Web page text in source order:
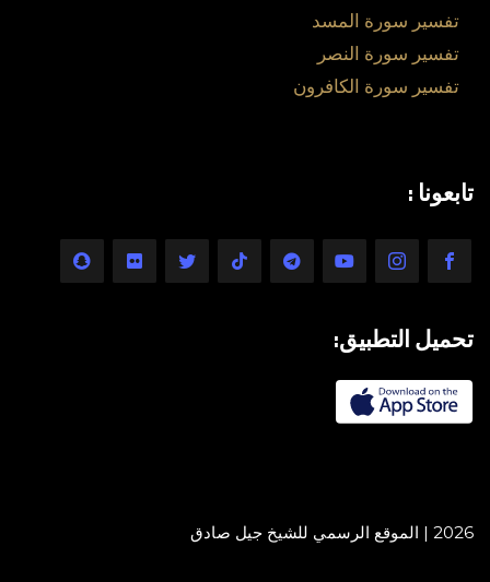
تفسير سورة المسد
تفسير سورة النصر
تفسير سورة الكافرون
تابعونا :
تحميل التطبيق:
2026 | الموقع الرسمي للشيخ جيل صادق